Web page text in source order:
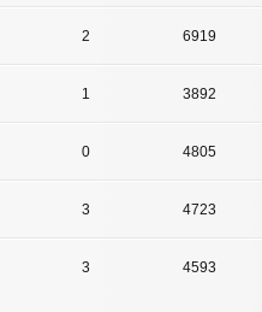
2 6919
1 3892
0 4805
3 4723
3 4593